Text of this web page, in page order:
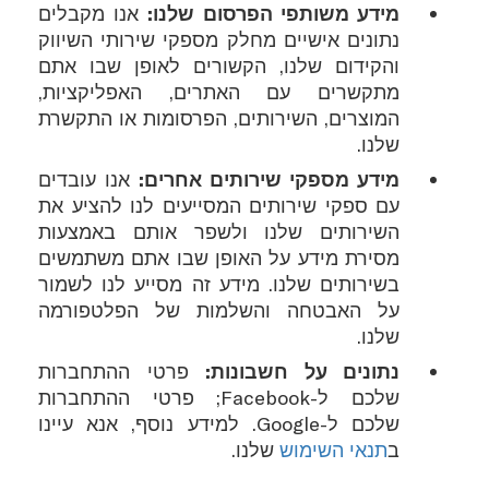
מידע משותפי הפרסום שלנו: אנו מקבלים
נתונים אישיים מחלק מספקי שירותי השיווק
והקידום שלנו, הקשורים לאופן שבו אתם
מתקשרים עם האתרים, האפליקציות,
המוצרים, השירותים, הפרסומות או התקשרת
שלנו.
מידע מספקי שירותים אחרים: אנו עובדים
עם ספקי שירותים המסייעים לנו להציע את
השירותים שלנו ולשפר אותם באמצעות
מסירת מידע על האופן שבו אתם משתמשים
בשירותים שלנו. מידע זה מסייע לנו לשמור
על האבטחה והשלמות של הפלטפורמה
שלנו.
נתונים על חשבונות: פרטי ההתחברות
שלכם ל-Facebook; פרטי ההתחברות
שלכם ל-Google. למידע נוסף, אנא עיינו
בתנאי השימוש שלנו.